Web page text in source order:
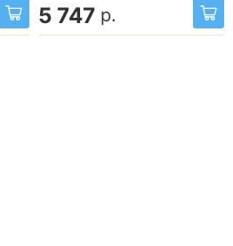
5 747 р.